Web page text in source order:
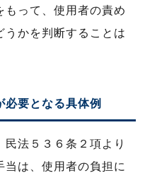
もって、使用者の責め
うかを判断することは
必要となる具体例
法５３６条２項より
当は、使用者の負担に